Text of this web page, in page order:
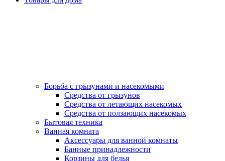
Борьба с грызунами и насекомыми
Средства от грызунов
Средства от летающих насекомых
Средства от ползающих насекомых
Бытовая техника
Ванная комната
Аксессуары для ванной комнаты
Банные принадлежности
Корзины для белья